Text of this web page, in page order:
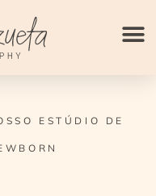
ESTÚDIO DE